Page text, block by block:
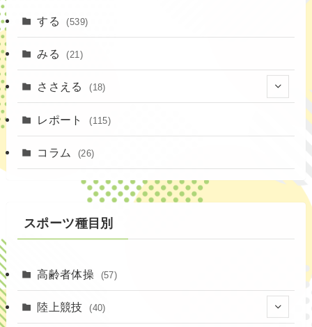
する (539)
みる (21)
ささえる (18)
(4)
(1)
レポート (115)
コラム (26)
スポーツ種目別
高齢者体操 (57)
陸上競技 (40)